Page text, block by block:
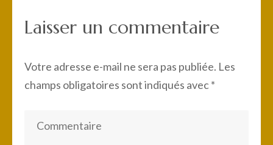
Laisser un commentaire
Votre adresse e-mail ne sera pas publiée. Les
champs obligatoires sont indiqués avec*